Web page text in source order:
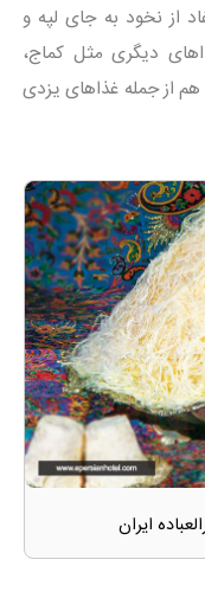
از نخود به جای لپه و
دیگری مثل کماج،
از جمله غذاهای یزدی
ایران